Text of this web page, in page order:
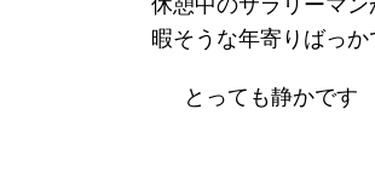
暇そうな年寄りばっか
とっても静かです